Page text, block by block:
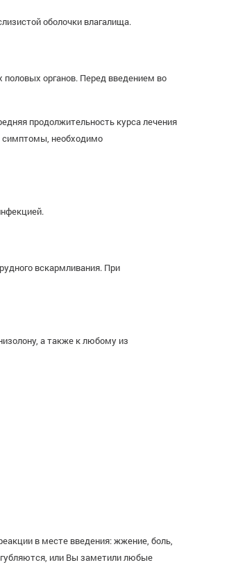
оболочки влагалища.
половых органов. Перед введением во
продолжительность курса лечения
симптомы, необходимо
вскармливания. При
а также к любому из
в месте введения: жжение, боль,
или Вы заметили любые